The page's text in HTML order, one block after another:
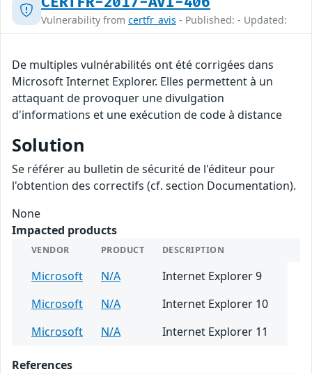
Vulnerability from certfr_avis - Published: - Updated:
De multiples vulnérabilités ont été corrigées dans
Microsoft Internet Explorer. Elles permettent à un
attaquant de provoquer une divulgation
d'informations et une exécution de code à distance
Solution
Se référer au bulletin de sécurité de l'éditeur pour
l'obtention des correctifs (cf. section Documentation).
None
Impacted products
VENDOR PRODUCT DESCRIPTION
Microsoft N/A
Internet Explorer 9
Microsoft
N/A
Internet Explorer 10
Microsoft
N/A Internet Explorer 11
References